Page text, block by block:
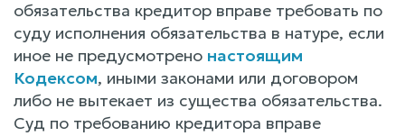
обязательства кредитор вправе требовать по
суду исполнения обязательства в натуре, если
иное не предусмотрено настоящим
Кодексом, иными законами или договором
либо не вытекает из существа обязательства.
Суд по требованию кредитора вправе